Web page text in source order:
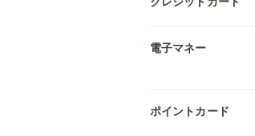
電子マネー
ポイントカード